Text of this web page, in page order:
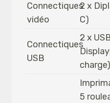
Connectiques
vidéo
2 x
C)
Connectiques
USB
2 x
charge)
5